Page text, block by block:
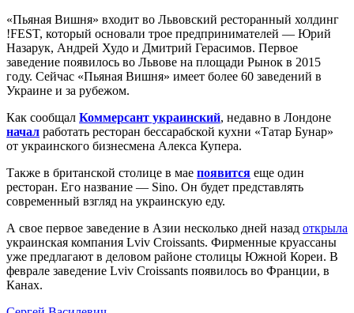
«Пьяная Вишня» входит во Львовский ресторанный холдинг
!FEST, который основали трое предпринимателей — Юрий
Назарук, Андрей Худо и Дмитрий Герасимов. Первое
заведение появилось во Львове на площади Рынок в 2015
году. Сейчас «Пьяная Вишня» имеет более 60 заведений в
Украине и за рубежом.
Как сообщал Коммерсант украинский, недавно в Лондоне
начал работать ресторан бессарабской кухни «Татар Бунар»
от украинского бизнесмена Алекса Купера.
Также в британской столице в мае появится еще один
ресторан. Его название — Sino. Он будет представлять
современный взгляд на украинскую еду.
А свое первое заведение в Азии несколько дней назад открыла
украинская компания Lviv Croissants. Фирменные круассаны
уже предлагают в деловом районе столицы Южной Кореи. В
феврале заведение Lviv Croissants появилось во Франции, в
Канах.